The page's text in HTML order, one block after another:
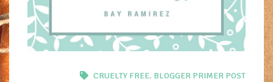
CRUELTY FREE. BLOGGER PRIMER POST